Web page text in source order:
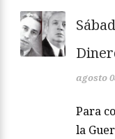
agosto
Para
la